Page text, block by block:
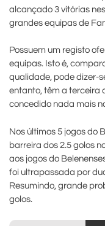
alcançado 3 vitórias
grandes equipas de
Possuem um registo
equipas. Isto é,
qualidade, pode dizer-
entanto, têm a terceira
concedido nada mais
Nos últimos 5 jogos do
barreira dos 2.5 golos
aos jogos do
foi ultrapassada por
Resumindo, grande
golos.